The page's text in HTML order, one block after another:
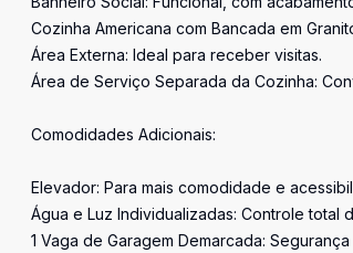
Cozinha Americana com Bancada em
Área Externa: Ideal para receber visitas.
Área de Serviço Separada da Cozinha:
Comodidades Adicionais:
Elevador: Para mais comodidade e
Água e Luz Individualizadas: Controle total
1 Vaga de Garagem Demarcada: